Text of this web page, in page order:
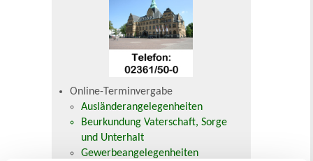
Online-Terminvergabe
Ausländerangelegenheiten
Beurkundung Vaterschaft, Sorge
und Unterhalt
Gewerbeangelegenheiten